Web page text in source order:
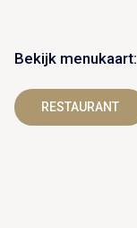
Bekijk menukaart:
RESTAURANT